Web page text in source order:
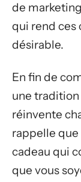
de
qui rend ces
désirable.
En fin de
une tradition
réinvente
rappelle que
cadeau qui
que vous